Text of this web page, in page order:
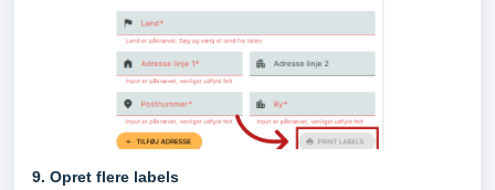
9. Opret flere labels